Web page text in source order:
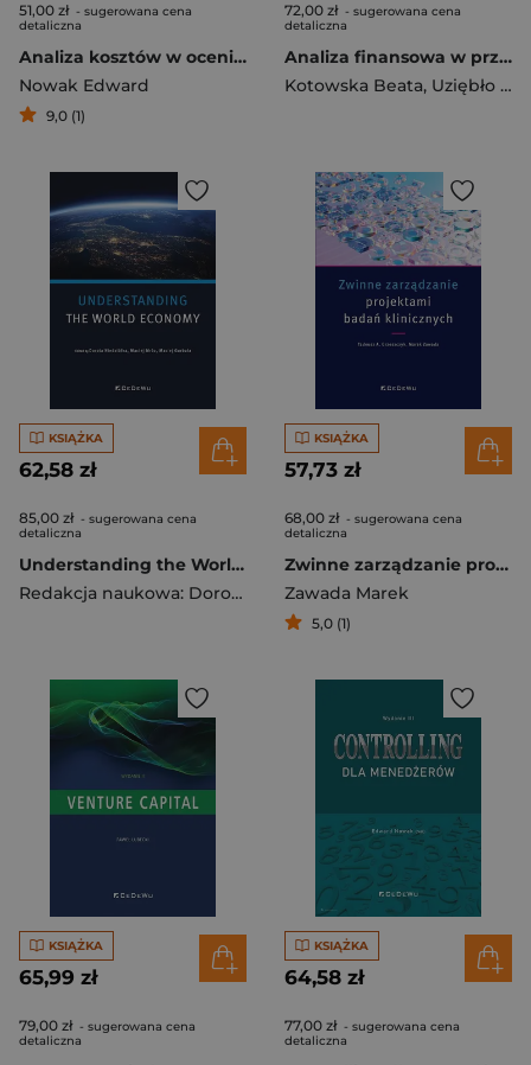
51,00 zł - sugerowana cena
detaliczna
Analiza kosztów w ocenie działalności przedsiębiorstwa
Nowak Edward
9,0 (1)
72,00 zł - sugerowana cena
detaliczna
Analiza finansowa w przedsiębiorstwie przykłady, zadania i rozwiązania
Kotowska Beata, Uziębło Aldona
KSIĄŻKA
62,58 zł
85,00 zł - sugerowana cena
detaliczna
Understanding the World Economy
Redakcja naukowa: Dorota Niedziółka
, Maciej Gurbała
KSIĄŻKA
57,73 zł
68,00 zł - sugerowana cena
detaliczna
Zwinne zarządzanie projektami badań klinicznych
Zawada Marek
5,0 (1)
KSIĄŻKA
65,99 zł
79,00 zł - sugerowana cena
detaliczna
KSIĄŻKA
64,58 zł
77,00 zł - sugerowana cena
detaliczna